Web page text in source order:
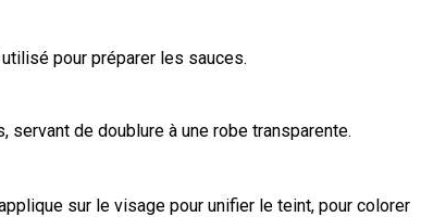
pour préparer les sauces.
servant de doublure à une robe transparente.
sur le visage pour unifier le teint, pour colorer